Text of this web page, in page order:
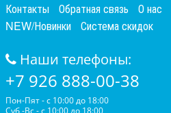
Контакты Обратная связь О нас
NEW/Новинки
Система скидок
Наши телефоны:
+7 926 888-00-38
Пон-Пят - с 10:00 до 18:00
Суб -Вс - с 10:00 до 18:00